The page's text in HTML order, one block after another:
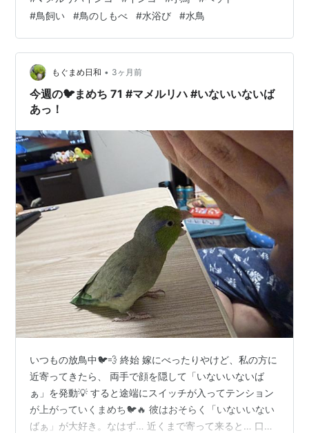
クスしてるよう。 水浴び専用のおもちゃはあるけど、怖
がって近づかん… 長年愛用してる、この水入れじゃない
とアカンらしい🐦 水から出て羽伸ばし。 めっちゃ満足気
で良い顔してる。気持ちよかったか？ ランキング参加中
【公式】2024年開設ブログ ランキング参加中動物の写真
ランキング参加…
#鳥飼い #鳥のしもべ #水浴び #水鳥
もぐまめ日和 • 3ヶ月前
今週の🐦まめち 71 #マメルリハ #いないいないば
あっ！
いつもの放鳥中🐦💨 終始 嫁にべったりやけど、私の方に
近寄ってきたら、 両手で顔を隠して「いないいないば
ぁ」を発動💡 すると途端にスイッチが入ってテンション
が上がっていくまめち🐦🔥 彼はおそらく「いないいない
ばぁ」が大好き。なはず… 近くまで寄って来ると… 口ば